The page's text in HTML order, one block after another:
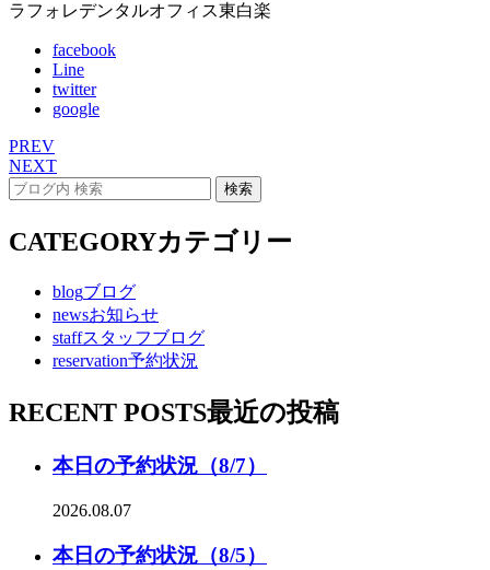
ラフォレデンタルオフィス東白楽
facebook
Line
twitter
google
PREV
NEXT
CATEGORYカテゴリー
blogブログ
newsお知らせ
staffスタッフブログ
reservation予約状況
RECENT POSTS最近の投稿
本日の予約状況（8/7）
2026.08.07
本日の予約状況（8/5）